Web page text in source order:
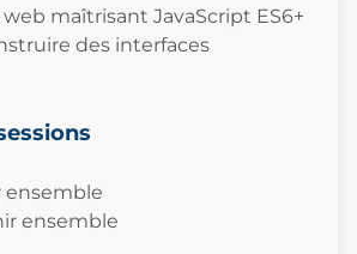
maîtrisant JavaScript ES6+
des interfaces
ensemble
ensemble